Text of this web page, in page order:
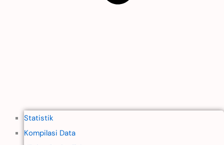
Statistik
Kompilasi Data